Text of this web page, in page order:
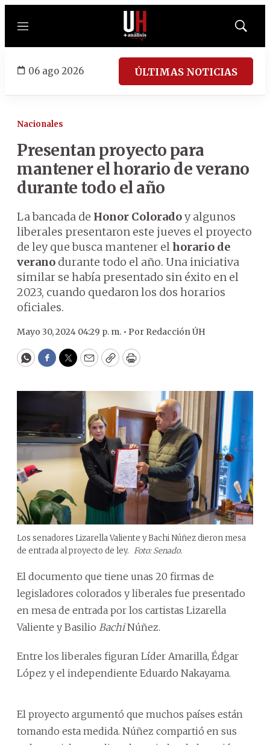
Menú
Mostrar
06 ago 2026 ÚLTIMAS NOTICIAS
Nacionales
Presentan proyecto para
mantener el horario de verano
durante todo el año
La bancada de Honor Coloradoy algunos
liberales presentaron este jueves el proyecto
de ley que busca mantener elhorario de
verano durante todo el año. Una iniciativa
similar se había presentado sin éxito en el
2023, cuando quedaron los dos horarios
oficiales.
Mayo 30, 2024 04:29 p. m. • Por Redacción ÚH
WhatsApp
Facebook
Twitter
EmailCopyPrint
Los senadores Lizarella Valiente y Bachi Núñez dieron mesa
de entrada al proyecto de ley. Foto: Senado.
El documento que tiene unas 20 firmas de
legisladores colorados y liberales fue presentado
en mesa de entrada por los cartistas Lizarella
Valiente y Basilio BachiNúñez.
Entre los liberales figuran Líder Amarilla, Édgar
López y el independiente Eduardo Nakayama.
El proyecto argumentó que muchos países están
tomando esta medida. Núñez compartió en sus